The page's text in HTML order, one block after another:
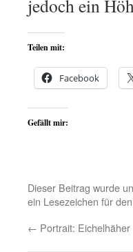
jedoch ein
Teilen mit:
Facebook
Gefällt mir:
Dieser Beitrag wurde
ein Lesezeichen für den
← Portrait: Eichelhäher